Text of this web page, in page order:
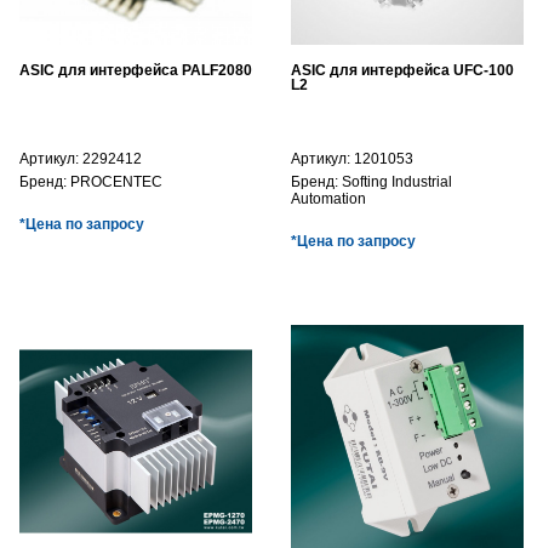
ASIC для интерфейса PALF2080
Артикул: 2292412
Бренд: PROCENTEC
*Цена по запросу
ASIC для интерфейса UFC-100
L2
Артикул: 1201053
Бренд: Softing Industrial
Automation
*Цена по запросу